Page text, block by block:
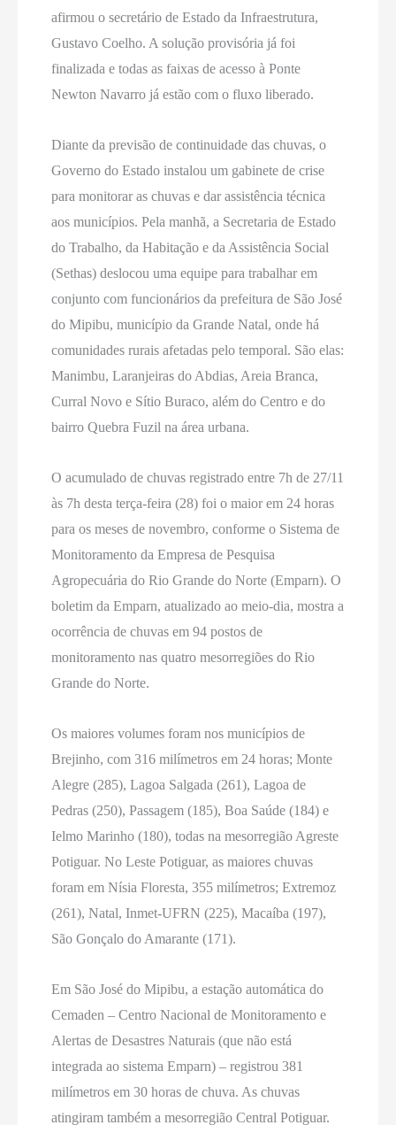
afirmou o secretário de Estado da Infraestrutura,
Gustavo Coelho. A solução provisória já foi
finalizada e todas as faixas de acesso à Ponte
Newton Navarro já estão com o fluxo liberado.
Diante da previsão de continuidade das chuvas, o
Governo do Estado instalou um gabinete de crise
para monitorar as chuvas e dar assistência técnica
aos municípios. Pela manhã, a Secretaria de Estado
do Trabalho, da Habitação e da Assistência Social
(Sethas) deslocou uma equipe para trabalhar em
conjunto com funcionários da prefeitura de São José
do Mipibu, município da Grande Natal, onde há
comunidades rurais afetadas pelo temporal. São elas:
Manimbu, Laranjeiras do Abdias, Areia Branca,
Curral Novo e Sítio Buraco, além do Centro e do
bairro Quebra Fuzil na área urbana.
O acumulado de chuvas registrado entre 7h de 27/11
às 7h desta terça-feira (28) foi o maior em 24 horas
para os meses de novembro, conforme o Sistema de
Monitoramento da Empresa de Pesquisa
Agropecuária do Rio Grande do Norte (Emparn). O
boletim da Emparn, atualizado ao meio-dia, mostra a
ocorrência de chuvas em 94 postos de
monitoramento nas quatro mesorregiões do Rio
Grande do Norte.
Os maiores volumes foram nos municípios de
Brejinho, com 316 milímetros em 24 horas; Monte
Alegre (285), Lagoa Salgada (261), Lagoa de
Pedras (250), Passagem (185), Boa Saúde (184) e
Ielmo Marinho (180), todas na mesorregião Agreste
Potiguar. No Leste Potiguar, as maiores chuvas
foram em Nísia Floresta, 355 milímetros; Extremoz
(261), Natal, Inmet-UFRN (225), Macaíba (197),
São Gonçalo do Amarante (171).
Em São José do Mipibu, a estação automática do
Cemaden – Centro Nacional de Monitoramento e
Alertas de Desastres Naturais (que não está
integrada ao sistema Emparn) – registrou 381
milímetros em 30 horas de chuva. As chuvas
atingiram também a mesorregião Central Potiguar.